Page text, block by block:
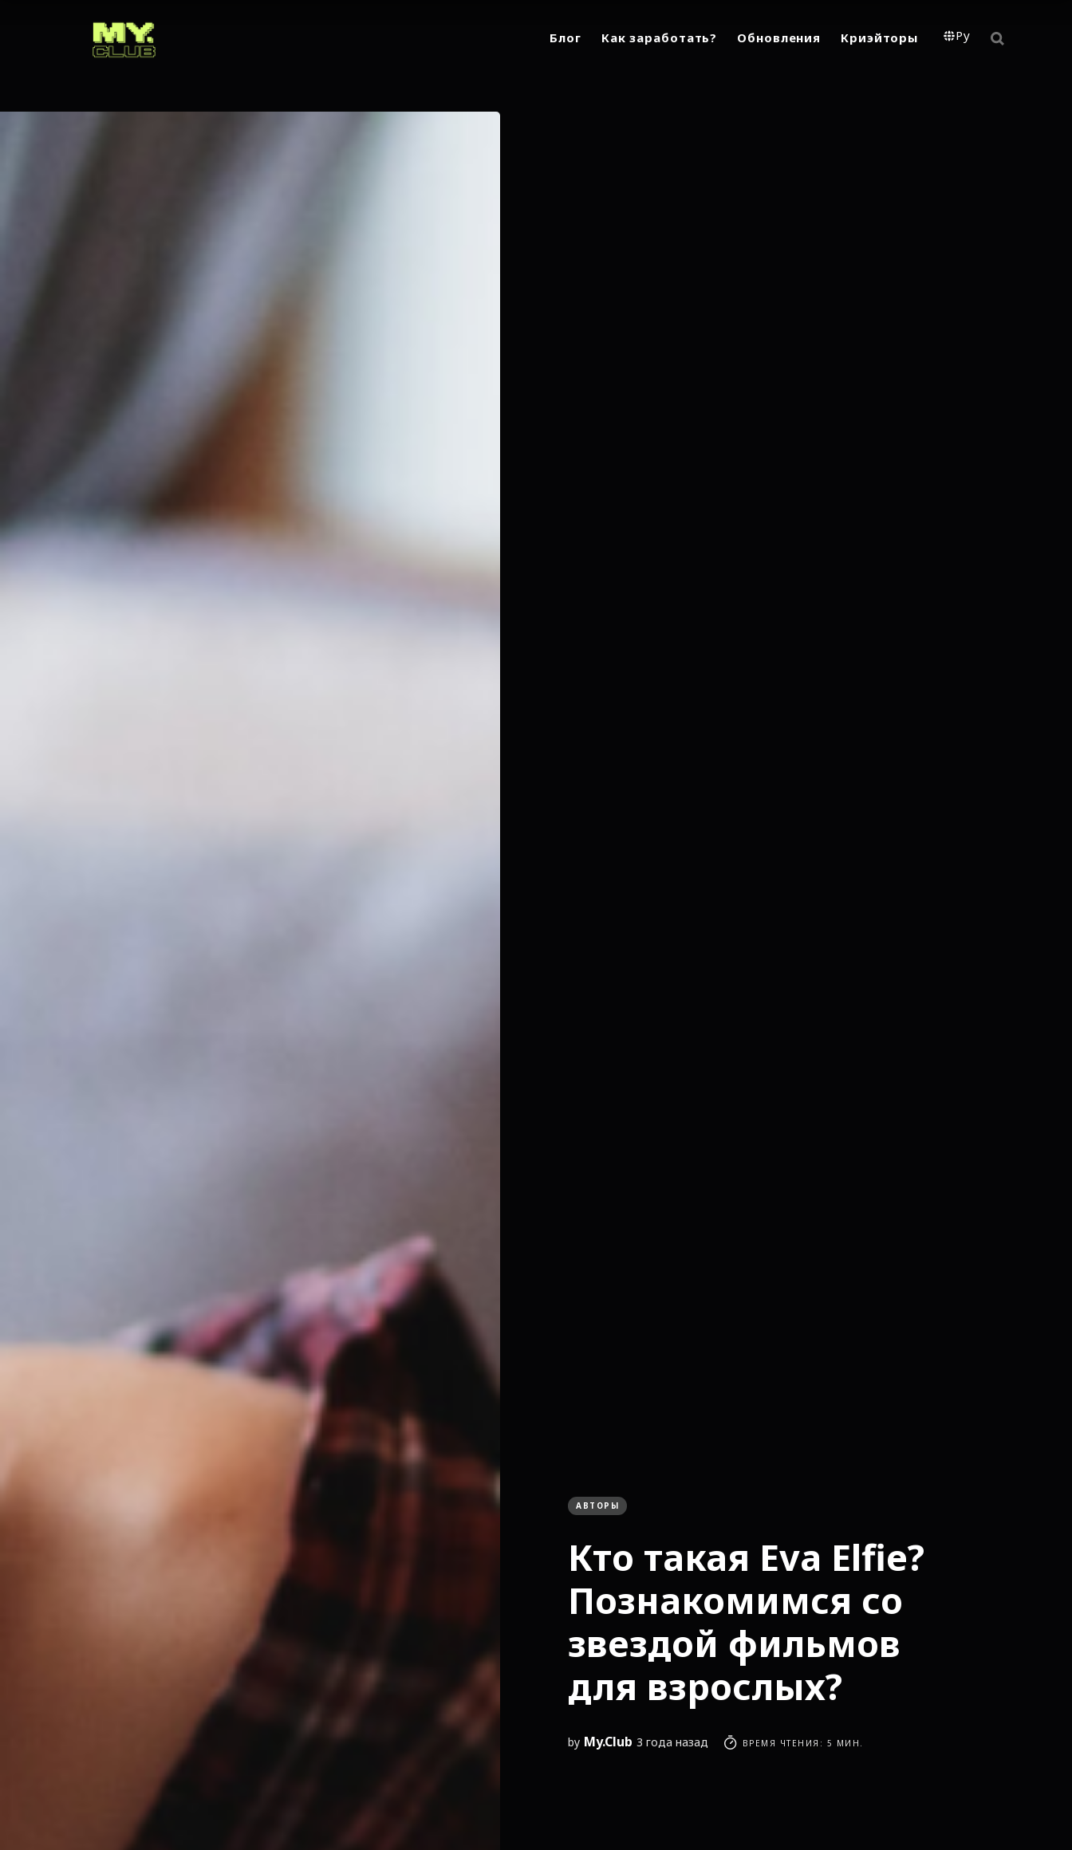
Блог Как заработать? Обновления Криэйторы Ру
АВТОРЫ
Кто такая Eva Elfie?
Познакомимся со
звездой фильмов
для взрослых?
by My.Club 3 года назад ВРЕМЯ ЧТЕНИЯ: 5 МИН.